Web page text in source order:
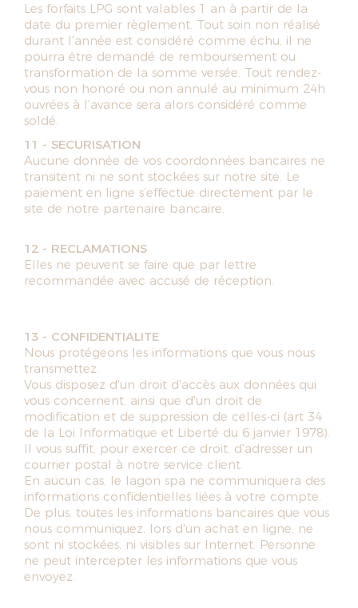
Les forfaits LPG sont valables 1 an à partir de la
date du premier règlement. Tout soin non réalisé
durant l'année est considéré comme échu, il ne
pourra être demandé de remboursement ou
transformation de la somme versée. Tout rendez-
vous non honoré ou non annulé au minimum 24h
ouvrées à l'avance sera alors considéré comme
soldé.
11 - SECURISATION
Aucune donnée de vos coordonnées bancaires ne
transitent ni ne sont stockées sur notre site. Le
paiement en ligne s’effectue directement par le
site de notre partenaire bancaire.
12 - RECLAMATIONS
Elles ne peuvent se faire que par lettre
recommandée avec accusé de réception.
13 - CONFIDENTIALITE
Nous protégeons les informations que vous nous
transmettez.
Vous disposez d'un droit d'accès aux données qui
vous concernent, ainsi que d'un droit de
modification et de suppression de celles-ci (art 34
de la Loi Informatique et Liberté du 6 janvier 1978).
Il vous suffit, pour exercer ce droit, d'adresser un
courrier postal à notre service client.
En aucun cas, le lagon spa ne communiquera des
informations confidentielles liées à votre compte.
De plus, toutes les informations bancaires que vous
nous communiquez, lors d'un achat en ligne, ne
sont ni stockées, ni visibles sur Internet. Personne
ne peut intercepter les informations que vous
envoyez.